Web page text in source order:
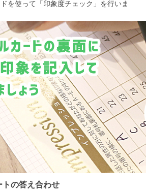
を使って「印象度チェック」を行いま
トの答え合わせ